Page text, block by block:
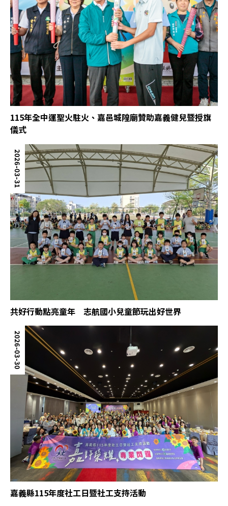
115年全中運聖火駐火、嘉邑城隍廟贊助嘉義健兒暨授旗
儀式
2026-03-31
共好行動點亮童年 志航國小兒童節玩出好世界
2026-03-30
嘉義縣115年度社工日暨社工支持活動